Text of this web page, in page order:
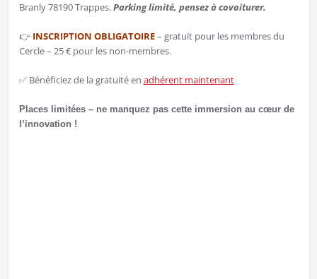
Branly 78190 Trappes.Parking limité, pensez à covoiturer.
👉INSCRIPTION OBLIGATOIRE– gratuit pour les membres du
Cercle – 25 € pour les non-membres.
✅ Bénéficiez de la gratuité en adhérent maintenant
Places limitées – ne manquez pas cette immersion au cœur de
l’innovation !